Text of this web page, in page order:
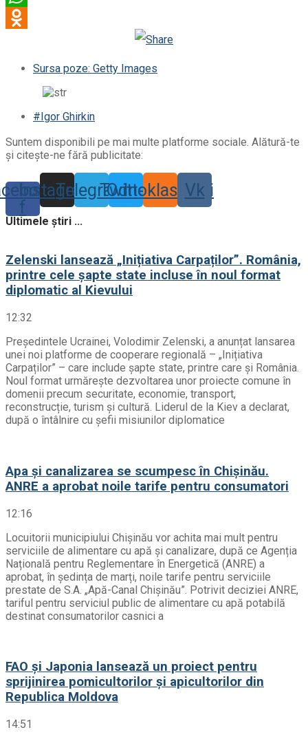
Odnoklassniki
Sursa poze: Getty Images
#Igor Ghirkin
Suntem disponibili pe mai multe platforme sociale. Alătură-te
și citește-ne fără publicitate:
f
Instagram
TelegramTwitter
Odnoklassniki
Vk
Ultimele știri ...
Zelenski lansează „Inițiativa Carpaților”. România,
printre cele șapte state incluse în noul format
diplomatic al Kievului
12:32
Președintele Ucrainei, Volodimir Zelenski, a anunțat lansarea
unei noi platforme de cooperare regională – „Inițiativa
Carpaților” – care include șapte state, printre care și România.
Noul format urmărește dezvoltarea unor proiecte comune în
domenii precum securitate, economie, transport,
reconstrucție, turism și cultură. Liderul de la Kiev a declarat,
după o întâlnire cu șefii misiunilor diplomatice
Apa și canalizarea se scumpesc în Chișinău.
ANRE a aprobat noile tarife pentru consumatori
12:16
Locuitorii municipiului Chișinău vor achita mai mult pentru
serviciile de alimentare cu apă și canalizare, după ce Agenția
Națională pentru Reglementare în Energetică (ANRE) a
aprobat, în ședința de marți, noile tarife pentru serviciile
prestate de S.A. „Apă-Canal Chișinău”. Potrivit deciziei ANRE,
tariful pentru serviciul public de alimentare cu apă potabilă
destinat consumatorilor casnici a
FAO și Japonia lansează un proiect pentru
sprijinirea pomicultorilor și apicultorilor din
Republica Moldova
14:51